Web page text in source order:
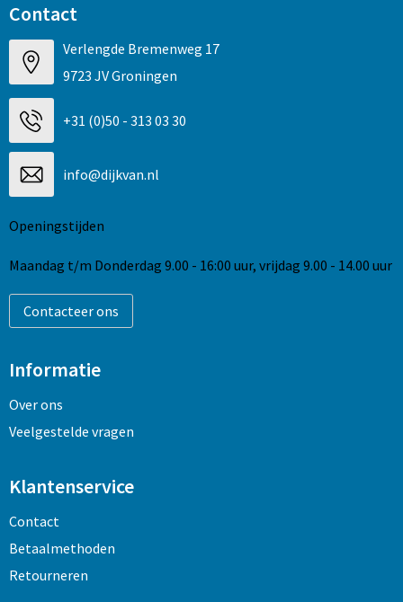
Contact
Verlengde Bremenweg 17
9723 JV Groningen
+31 (0)50 - 313 03 30
info@dijkvan.nl
Openingstijden
Maandag t/m Donderdag 9.00 - 16:00 uur, vrijdag 9.00 - 14.00 uur
Contacteer ons
Informatie
Over ons
Veelgestelde vragen
Klantenservice
Contact
Betaalmethoden
Retourneren